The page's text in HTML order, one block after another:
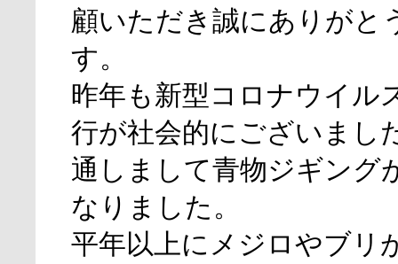
顧いただき誠にありがと
す。
昨年も新型コロナウイル
行が社会的にございまし
通しまして青物ジギング
なりました。
平年以上にメジロやブリ